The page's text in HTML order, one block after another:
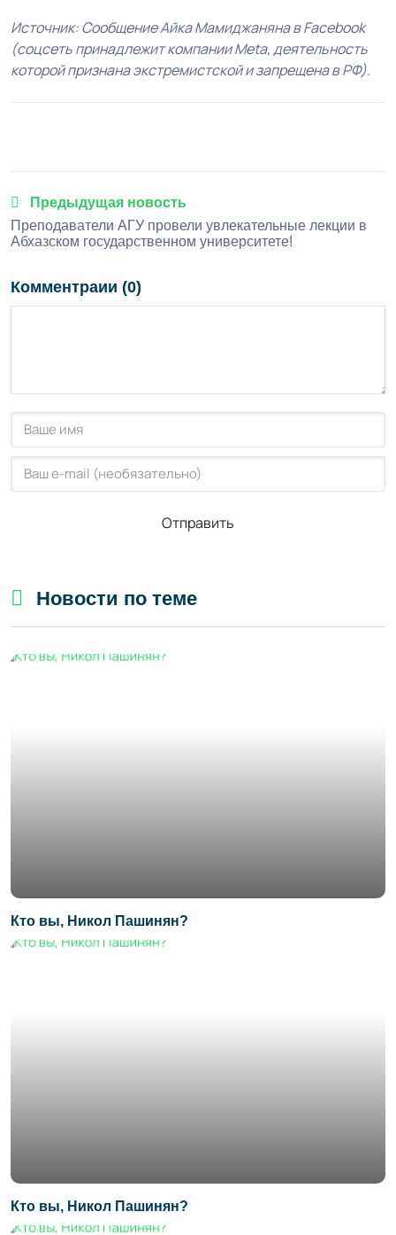
Источник: Сообщение Айка Мамиджаняна в Facebook
(соцсеть принадлежит компании Meta, деятельность
которой признана экстремистской и запрещена в РФ).
Предыдущая новость
Преподаватели АГУ провели увлекательные лекции в
Абхазском государственном университете!
Комментраии (0)
Отправить
Новости по теме
Кто вы, Никол Пашинян?
Кто вы, Никол Пашинян?